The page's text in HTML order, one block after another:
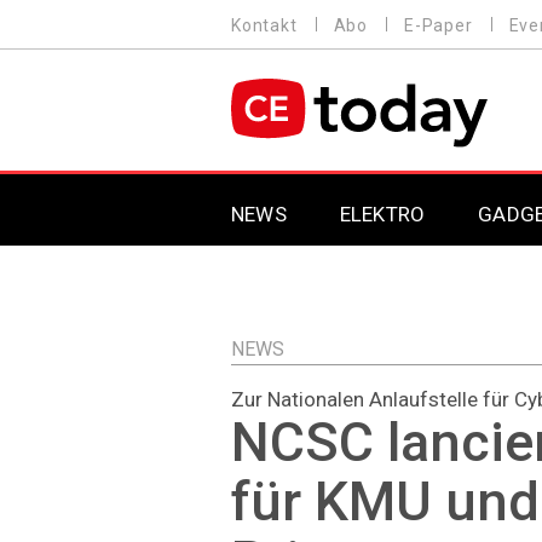
zum
MENU
Kontakt Abo E-Paper
MAIN NAVIGATION
NEWS ELEKTRO
NEWS
Zur Nationalen Anlaufstelle für
NCSC
für KMU und